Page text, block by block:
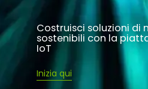
Costruisci soluzioni di
sostenibili con la
IoT
Inizia qui